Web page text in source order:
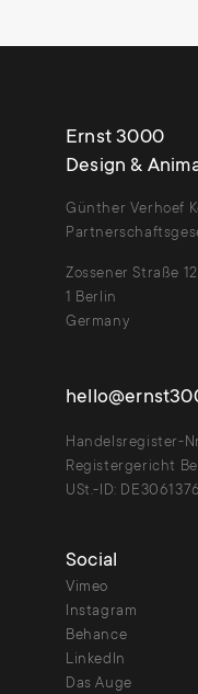
Ernst 3000
Design &
Günther Verhoef
Zossener Straße 12
1 Berlin
Germany
Handelsregister-
Registergericht
USt.-ID:
Social
Vimeo
Instagram
Behance
LinkedIn
Das Auge